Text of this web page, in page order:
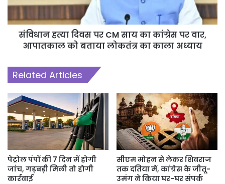
संविधान हत्या दिवस पर CM साय का कांग्रेस पर वार,
आपातकाल को बताया लोकतंत्र का काला अध्याय
Related Articles
पेट्रोल पंपों की 7 दिन में होगी
जांच, गड़बड़ी मिली तो होगी
कार्रवाई
सीएम मोहन से लेकर शिवराज
तक दतिया में, कांग्रेस के जीतू-
उमंग ने किया घर-घर संपर्क